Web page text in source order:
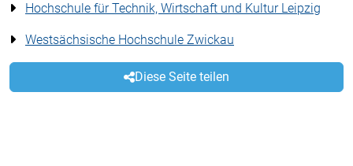
Hochschule für Technik, Wirtschaft und Kultur Leipzig
Westsächsische Hochschule Zwickau
Diese Seite teilen